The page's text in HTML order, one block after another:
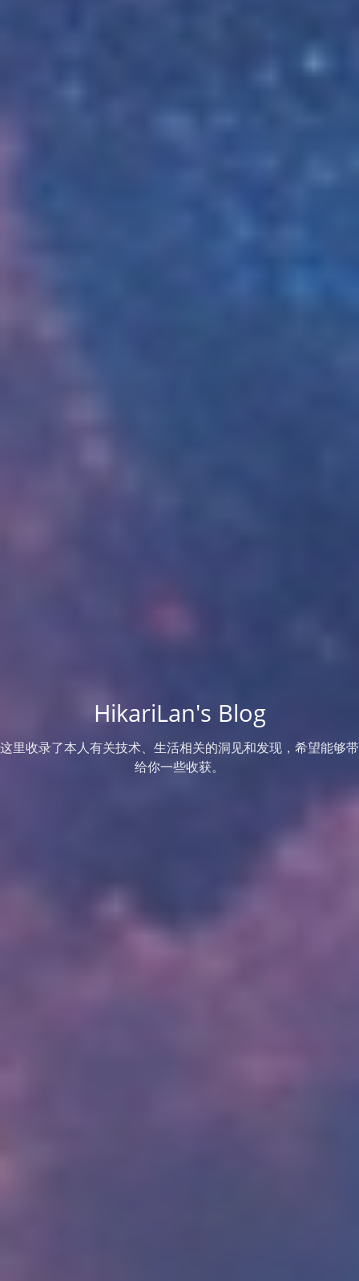
HikariLan's Blog
这里收录了本人有关技术、生活相关的洞见和发现，希望能够带
给你一些收获。